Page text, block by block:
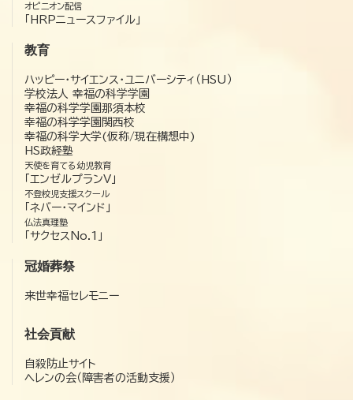
オピニオン配信
「HRPニュースファイル」
教育
ハッピー・サイエンス・ユニバーシティ（HSU）
学校法人 幸福の科学学園
幸福の科学学園那須本校
幸福の科学学園関西校
幸福の科学大学(仮称/現在構想中)
HS政経塾
天使を育てる幼児教育
「エンゼルプランV」
不登校児支援スクール
「ネバー・マインド」
仏法真理塾
「サクセスNo.1」
冠婚葬祭
来世幸福セレモニー
社会貢献
自殺防止サイト
ヘレンの会（障害者の活動支援）